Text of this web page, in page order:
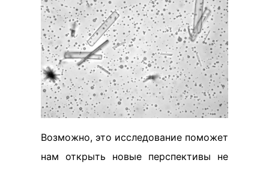
Возможно, это исследование поможет
нам открыть новые перспективы не